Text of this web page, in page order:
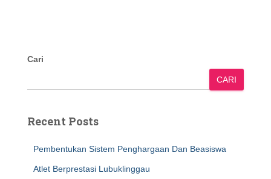
Cari
CARI
Recent Posts
Pembentukan Sistem Penghargaan Dan Beasiswa
Atlet Berprestasi Lubuklinggau